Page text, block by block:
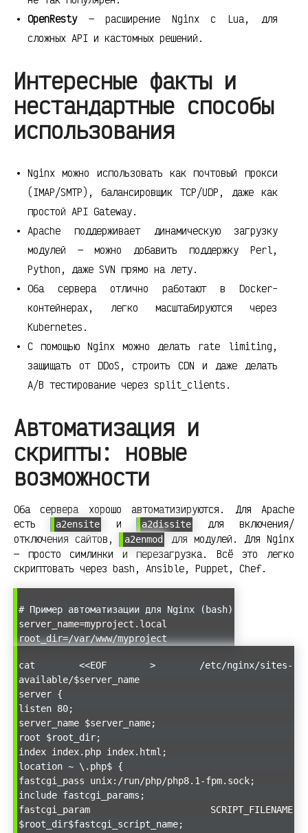
OpenResty— расширение Nginx с Lua, для
сложных API и кастомных решений.
Интересные факты и
нестандартные способы
использования
Nginx можно использовать как почтовый прокси
(IMAP/SMTP), балансировщик TCP/UDP, даже как
простой API Gateway.
Apache поддерживает динамическую загрузку
модулей — можно добавить поддержку Perl,
Python, даже SVN прямо на лету.
Оба сервера отлично работают в Docker-
контейнерах, легко масштабируются через
Kubernetes.
С помощью Nginx можно делать rate limiting,
защищать от DDoS, строить CDN и даже делать
A/B тестирование через split_clients.
Автоматизация и
скрипты: новые
возможности
Оба сервера хорошо автоматизируются. Для Apache
есть
a2ensite и a2dissite
для включения/
отключения сайтов,
a2enmod
для модулей. Для Nginx
— просто симлинки и перезагрузка. Всё это легко
скриптовать через bash, Ansible, Puppet, Chef.
# Пример автоматизации для Nginx (bash)
server_name=myproject.local
root_dir=/var/www/myproject
cat <<EOF > /etc/nginx/sites-
available/$server_name
server {
listen 80;
server_name $server_name;
root $root_dir;
index index.php index.html;
location ~ \.php$ {
fastcgi_pass unix:/run/php/php8.1-fpm.sock;
include fastcgi_params;
fastcgi_param SCRIPT_FILENAME
$root_dir$fastcgi_script_name;